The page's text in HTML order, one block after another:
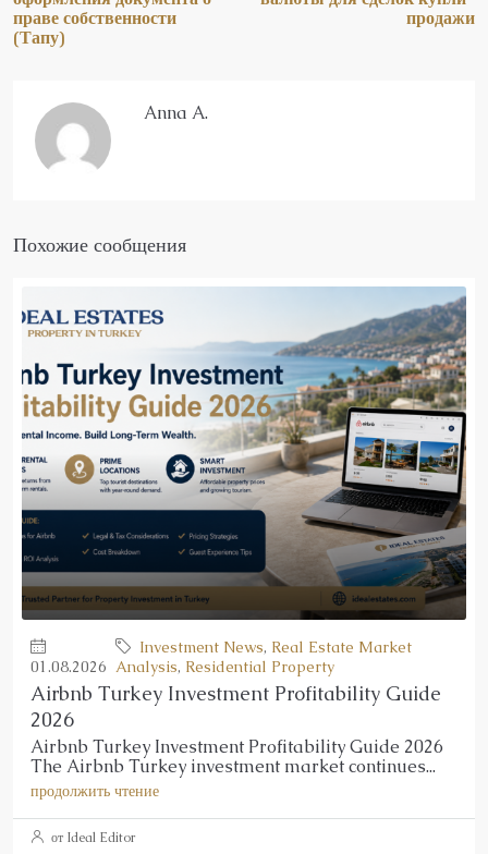
праве собственности
(Тапу)
продажи
Anna A.
Похожие сообщения
01.08.2026
Investment News, Real Estate Market
Analysis, Residential Property
Airbnb Turkey Investment Profitability Guide
2026
Airbnb Turkey Investment Profitability Guide 2026
The Airbnb Turkey investment market continues...
продолжить чтение
от Ideal Editor